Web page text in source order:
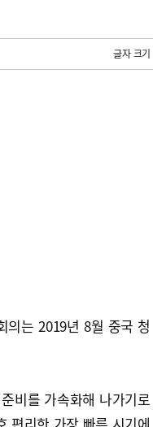
글자 크기
의는 2019년 8월 중국 청
비를 가속화해 나가기로